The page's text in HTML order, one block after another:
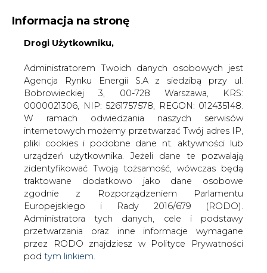
KONTAKT:
WYDAWCA PORTALU:
WYSOKI KONTRAST A A
ZALOGUJ SIĘ
WŁĄCZ CIRE.TV
Informacja na stronę
Drogi Użytkowniku,
Administratorem Twoich danych osobowych jest
Agencja Rynku Energii S.A z siedzibą przy ul.
Bobrowieckiej 3, 00-728 Warszawa, KRS:
0000021306, NIP: 5261757578, REGON: 012435148.
W ramach odwiedzania naszych serwisów
internetowych możemy przetwarzać Twój adres IP,
pliki cookies i podobne dane nt. aktywności lub
urządzeń użytkownika. Jeżeli dane te pozwalają
zidentyfikować Twoją tożsamość, wówczas będą
traktowane dodatkowo jako dane osobowe
zgodnie z Rozporządzeniem Parlamentu
Europejskiego i Rady 2016/679 (RODO).
Administratora tych danych, cele i podstawy
przetwarzania oraz inne informacje wymagane
przez RODO znajdziesz w Polityce Prywatności
pod tym linkiem.